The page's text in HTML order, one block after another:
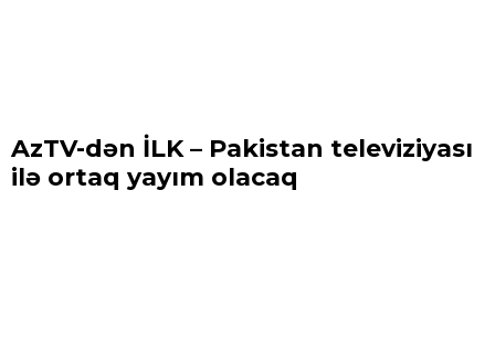
AzTV-dən İLK – Pakistan televiziyası
ilə ortaq yayım olacaq